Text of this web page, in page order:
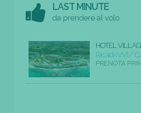
LAST MINUTE
da prendere al volo
HOTEL
Ricadi (VV) /
PRENOTA